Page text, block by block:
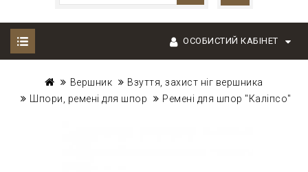
ОСОБИСТИЙ КАБІНЕТ
Вершник
Взуття, захист ніг вершника
Шпори, ремені для шпор
Ремені для шпор "Каліпсо"